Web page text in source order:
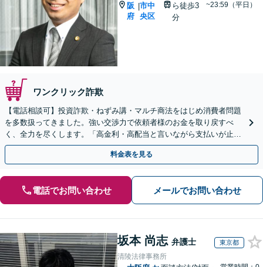
阪
府
|市中
央区
ら徒歩3
分
~23:59（平日）
ワンクリック詐欺
【電話相談可】投資詐欺・ねずみ講・マルチ商法をはじめ消費者問題
を多数扱ってきました。強い交渉力で依頼者様のお金を取り戻すべ
く、全力を尽くします。「高金利・高配当と言いながら支払いが止ま
った」等、まずはお電話ください。
料金表を見る
電話でお問い合わせ メールでお問い合わせ
坂本 尚志 弁護士 東京都
清陵法律事務所